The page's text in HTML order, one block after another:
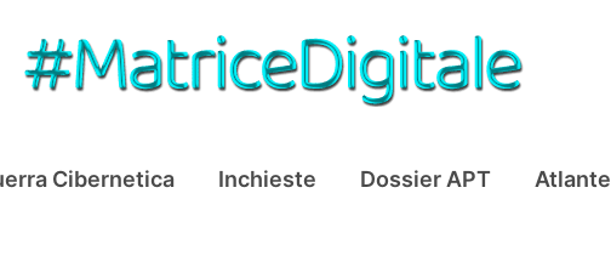
Cibernetica Inchieste Dossier APT Atlante